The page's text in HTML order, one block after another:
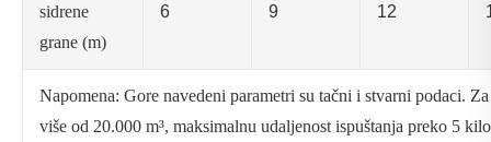
sidrene
grane (m)
6 9 12
Napomena: Gore navedeni parametri su tačni i stvarni podaci.
više od 20.000 m³, maksimalnu udaljenost ispuštanja preko 5